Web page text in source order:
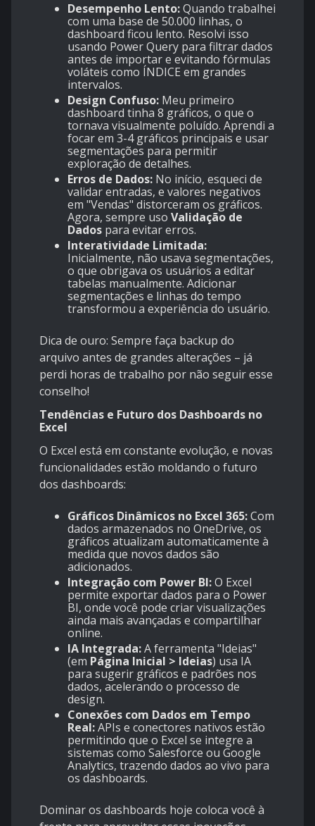
Desempenho Lento:Quando trabalhei
com uma base de 50.000 linhas, o
dashboard ficou lento. Resolvi isso
usando Power Query para filtrar dados
antes de importar e evitando fórmulas
voláteis como ÍNDICE em grandes
intervalos.
Design Confuso: Meu primeiro
dashboard tinha 8 gráficos, o que o
tornava visualmente poluído. Aprendi a
focar em 3-4 gráficos principais e usar
segmentações para permitir
exploração de detalhes.
Erros de Dados: No início, esqueci de
validar entradas, e valores negativos
em "Vendas" distorceram os gráficos.
Agora, sempre uso Validação de
Dados para evitar erros.
Interatividade Limitada:
Inicialmente, não usava segmentações,
o que obrigava os usuários a editar
tabelas manualmente. Adicionar
segmentações e linhas do tempo
transformou a experiência do usuário.
Dica de ouro: Sempre faça backup do
arquivo antes de grandes alterações – já
perdi horas de trabalho por não seguir esse
conselho!
Tendências e Futuro dos Dashboards no
Excel
O Excel está em constante evolução, e novas
funcionalidades estão moldando o futuro
dos dashboards:
Gráficos Dinâmicos no Excel 365:Com
dados armazenados no OneDrive, os
gráficos atualizam automaticamente à
medida que novos dados são
adicionados.
Integração com Power BI:O Excel
permite exportar dados para o Power
BI, onde você pode criar visualizações
ainda mais avançadas e compartilhar
online.
IA Integrada:A ferramenta "Ideias"
(em Página Inicial > Ideias) usa IA
para sugerir gráficos e padrões nos
dados, acelerando o processo de
design.
Conexões com Dados em Tempo
Real:APIs e conectores nativos estão
permitindo que o Excel se integre a
sistemas como Salesforce ou Google
Analytics, trazendo dados ao vivo para
os dashboards.
Dominar os dashboards hoje coloca você à